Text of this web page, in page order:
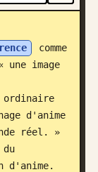
comme
une image
ordinaire
d'anime
réel. »
d'anime.